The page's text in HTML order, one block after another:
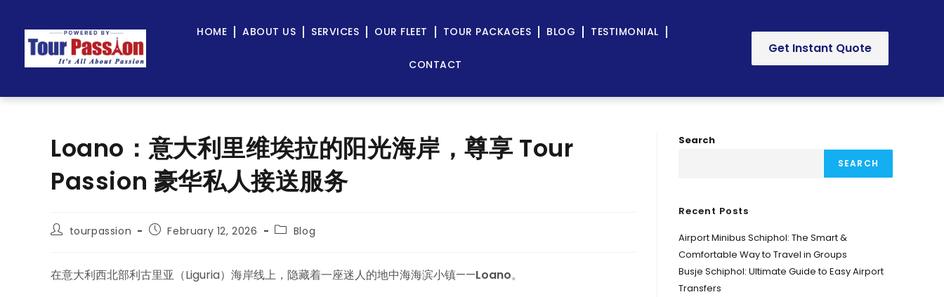
HOME ABOUT US SERVICES OUR FLEET TOUR PACKAGES BLOG TESTIMONIAL
CONTACT
Get Instant Quote
Loano：意大利里维埃拉的阳光海岸，尊享 Tour
Passion 豪华私人接送服务
tourpassion February 12, 2026 Blog
在意大利西北部利古里亚（Liguria）海岸线上，隐藏着一座迷人的地中海海滨小镇——Loano。
Search
SEARCH
Recent Posts
Airport Minibus Schiphol: The Smart &
Comfortable Way to Travel in Groups
Busje Schiphol: Ultimate Guide to Easy Airport
Transfers